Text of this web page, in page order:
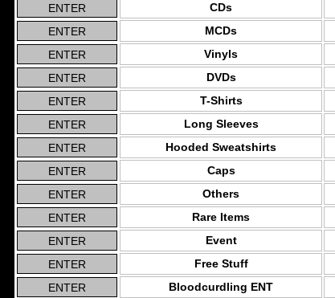
CDs
MCDs
Vinyls
DVDs
T-Shirts
Long Sleeves
Hooded Sweatshirts
Caps
Others
Rare Items
Event
Free Stuff
Bloodcurdling ENT